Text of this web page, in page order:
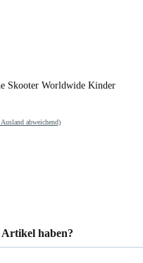
Skooter Worldwide Kinder
abweichend)
Artikel haben?